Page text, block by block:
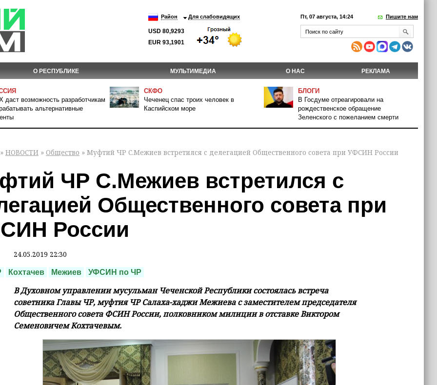
Район Для слабовидящих
USD 80,9293
EUR 93,1901
Пт, 07 августа, 14:24 Пишите нам
О РЕСПУБЛИКЕ МУЛЬТИМЕДИА О НАС РЕКЛАМА
даст возможность разработчикам
альтернативные
СКФО
Чеченец спас троих человек в
Каспийском море
БЛОГИ
В Госдуме отреагировали на
рождественское обращение
Зеленского с пожеланием смерти
» НОВОСТИ » Общество » Муфтий ЧР С.Межиев встретился с делегацией Общественного совета при УФСИН России
ЧР С.Межиев встретился с
Общественного совета при
России
24.05.2019 22:30
Кохтачев Межиев УФСИН по ЧР
В Духовном управлении мусульман Чеченской Республики состоялась встреча
советника Главы ЧР, муфтия ЧР Салаха-хаджи Межиева с заместителем председателя
Общественного совета ФСИН России, полковником милиции в отставке Виктором
Семеновичем Кохтачевым.